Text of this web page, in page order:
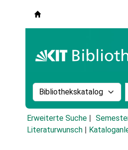
Suche im Katalog nach:
Erweiterte Suche
Literaturwunsch